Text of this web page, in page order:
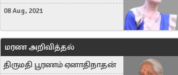
08 Aug, 2021
மரண அறிவித்தல்
திருமதி பூரணம் ஏனாதிநாதன்